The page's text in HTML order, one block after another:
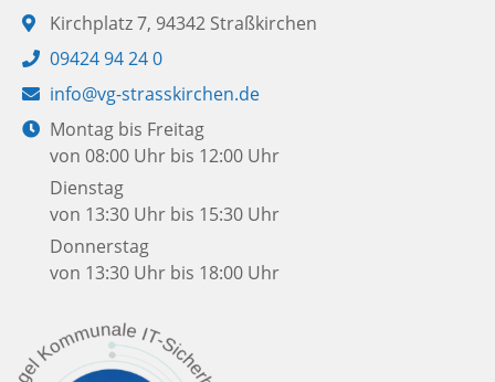
Adresse:
Kirchplatz 7, 94342 Straßkirchen
Telefon:
09424 94 24 0
E-
Mail:
info@vg-strasskirchen.de
Öffnungszeiten:
Montag bis Freitag
von 08:00 Uhr bis 12:00 Uhr
Dienstag
von 13:30 Uhr bis 15:30 Uhr
Donnerstag
von 13:30 Uhr bis 18:00 Uhr